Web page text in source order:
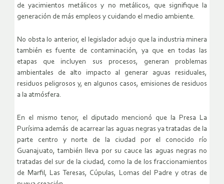
de yacimientos metálicos y no metálicos, que signifique la
generación de más empleos y cuidando el medio ambiente.
No obsta lo anterior, el legislador adujo que la industria minera
también es fuente de contaminación, ya que en todas las
etapas que incluyen sus procesos, generan problemas
ambientales de alto impacto al generar aguas residuales,
residuos peligrosos y, en algunos casos, emisiones de residuos
a la atmósfera.
En el mismo tenor, el diputado mencionó que la Presa La
Purísima además de acarrear las aguas negras ya tratadas de la
parte centro y norte de la ciudad por el conocido río
Guanajuato, también lleva por su cauce las aguas negras no
tratadas del sur de la ciudad, como la de los fraccionamientos
de Marfil, Las Teresas, Cúpulas, Lomas del Padre y otras de